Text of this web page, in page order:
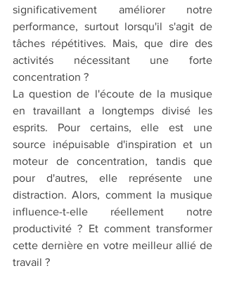
significativement améliorer notre
performance, surtout lorsqu'il s'agit de
tâches répétitives. Mais, que dire des
activités nécessitant une forte
concentration ?
La question de l'écoute de la musique
en travaillant a longtemps divisé les
esprits. Pour certains, elle est une
source inépuisable d'inspiration et un
moteur de concentration, tandis que
pour d'autres, elle représente une
distraction. Alors, comment la musique
influence-t-elle réellement notre
productivité ? Et comment transformer
cette dernière en votre meilleur allié de
travail ?